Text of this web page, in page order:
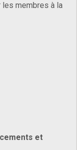
les membres à la
et